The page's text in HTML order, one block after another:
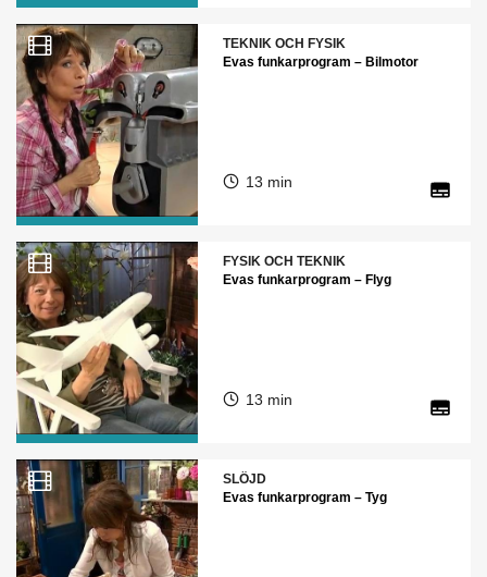
TEKNIK OCH FYSIK
Evas funkarprogram – Bilmotor
13 min
FYSIK OCH TEKNIK
Evas funkarprogram – Flyg
13 min
SLÖJD
Evas funkarprogram – Tyg